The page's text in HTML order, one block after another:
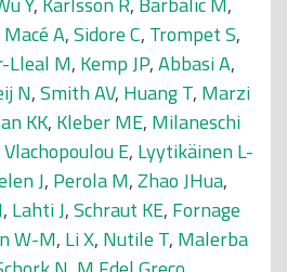
Macé A,Sidore C, Trompet S,
Lleal M, Kemp JP,Abbasi A,
N,Smith AV, Huang T, Marzi
KK, Kleber ME, Milaneschi
Vlachopoulou E, Lyytikäinen L-
J, Perola M,Zhao JHua,
, Lahti J,Schraut KE, Fornage
W-M, Li X, Nutile T, Malerba